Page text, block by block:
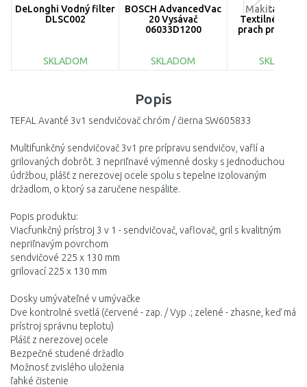
DeLonghi Vodný filter
DLSC002
SKLADOM
BOSCH AdvancedVac
20 Vysávač
06033D1200
SKLADOM
Porovnať
Makita P-
Textilné
prach pre
SKLADOM
Popis
TEFAL Avanté 3v1 sendvičovač chróm / čierna SW605833
Multifunkčný sendvičovač 3v1 pre prípravu sendvičov, vaflí a
grilovaných dobrôt. 3 nepriľnavé výmenné dosky s jednoduchou
údržbou, plášť z nerezovej ocele spolu s tepelne izolovaným
držadlom, o ktorý sa zaručene nespálite.
Popis produktu:
Viacfunkčný prístroj 3 v 1 - sendvičovač, vaflovač, gril s kvalitným
nepriľnavým povrchom
sendvičové 225 x 130 mm
grilovací 225 x 130 mm
Dosky umývateľné v umývačke
Dve kontrolné svetlá (červené - zap. / Vyp .; zelené - zhasne, keď má
prístroj správnu teplotu)
Plášť z nerezovej ocele
Bezpečné studené držadlo
Možnosť zvislého uloženia
ľahké čistenie